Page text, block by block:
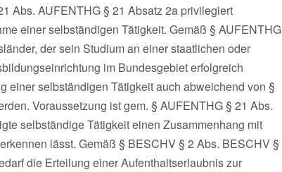
Abs. AUFENTHG § 21 Absatz 2a privilegiert
einer selbständigen Tätigkeit. Gemäß § AUFENTHG
der sein Studium an einer staatlichen oder
im Bundesgebiet erfolgreich
einer selbständigen Tätigkeit auch abweichend von §
Voraussetzung ist gem. § AUFENTHG § 21 Abs.
selbständige Tätigkeit einen Zusammenhang mit
lässt. Gemäß § BESCHV § 2 Abs. BESCHV §
die Erteilung einer Aufenthaltserlaubnis zur